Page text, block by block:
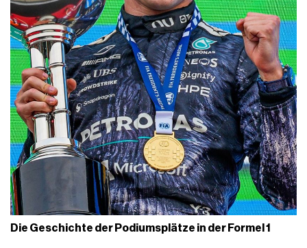
Die Geschichte der Podiumsplätze in der Formel 1